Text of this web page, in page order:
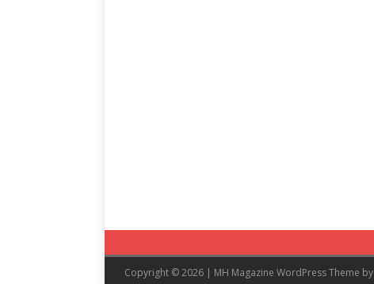
Copyright © 2026 | MH Magazine WordPress Theme by